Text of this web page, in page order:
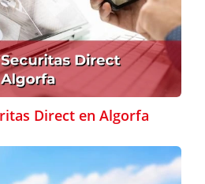
Direct en Algorfa